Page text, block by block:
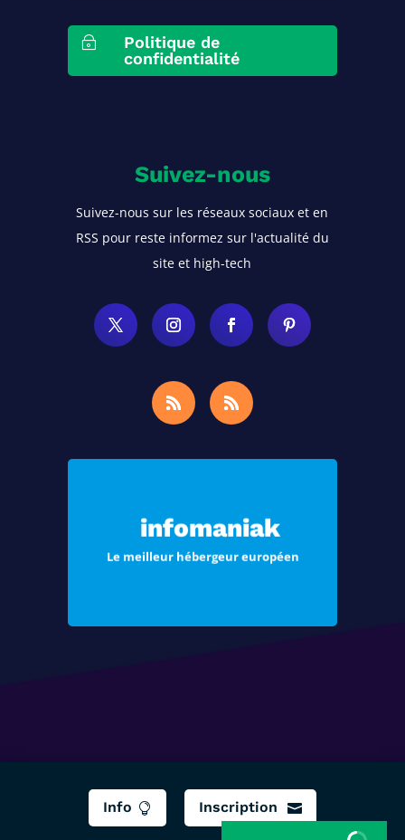
~
Politique de
confidentialité
Suivez-nous
Suivez-nous sur les réseaux sociaux et en
RSS pour reste informez sur l'actualité du
site et high-tech
infomaniak
Le meilleur hébergeur européen
hébergement pour vos sites Web et
vos e-mails
Info  Inscription 